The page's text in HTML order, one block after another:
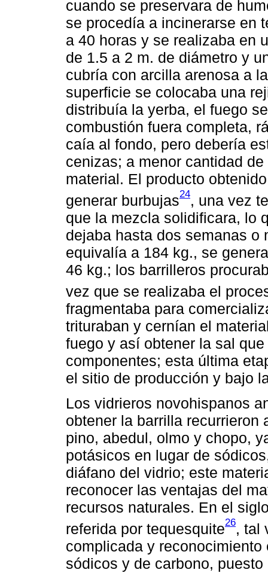
cuando se preservara de
se procedía a incinerarse en
a 40 horas y se realizaba en
de 1.5 a 2 m. de diámetro y
cubría con arcilla arenosa a
superficie se colocaba una
distribuía la yerba, el fuego
combustión fuera completa,
caía al fondo, pero debería
cenizas; a menor cantidad
material. El producto
generar burbujas24, una vez
que la mezcla solidificara, lo
dejaba hasta dos semanas o
equivalía a 184 kg., se
46 kg.; los barrilleros
vez que se realizaba el
fragmentaba para
trituraban y cernían el
fuego y así obtener la sal
componentes; esta última
el sitio de producción y bajo
Los vidrieros novohispanos
obtener la barrilla recurrieron
pino, abedul, olmo y chopo,
potásicos en lugar de
diáfano del vidrio; este
reconocer las ventajas del
recursos naturales. En el
referida por tequesquite26, tal
complicada y
sódicos y de carbono,